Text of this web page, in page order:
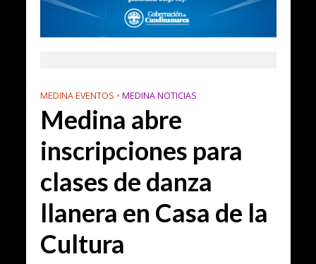
MEDINA EVENTOS • MEDINA NOTICIAS
Medina abre
inscripciones para
clases de danza
llanera en Casa de la
Cultura